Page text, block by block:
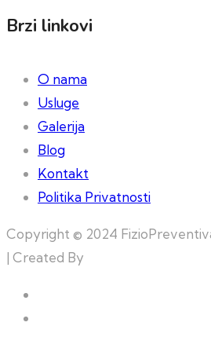
Brzi linkovi
O nama
Usluge
Galerija
Blog
Kontakt
Politika Privatnosti
Copyright © 2024
| Created By